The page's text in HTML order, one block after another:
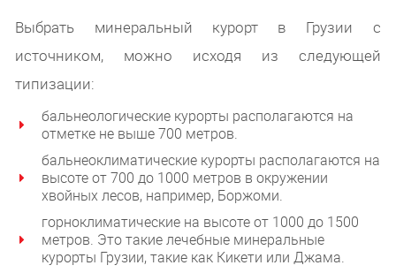
Выбрать минеральный курорт в Грузии с
источником, можно исходя из следующей
типизации:
бальнеологические курорты располагаются на
отметке не выше 700 метров.
бальнеоклиматические курорты располагаются на
высоте от 700 до 1000 метров в окружении
хвойных лесов, например, Боржоми.
горноклиматические на высоте от 1000 до 1500
метров. Это такие лечебные минеральные
курорты Грузии, такие как Кикети или Джама.